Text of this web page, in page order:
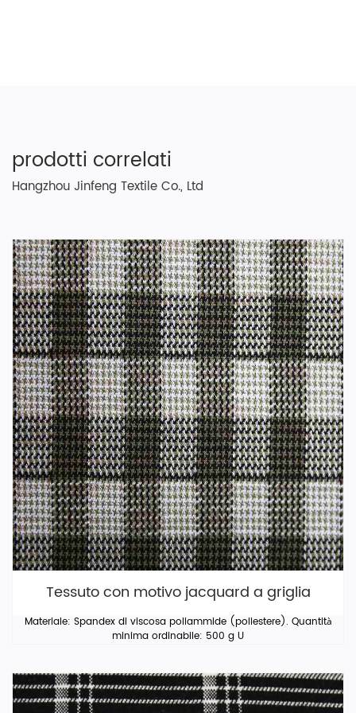
prodotti correlati
Hangzhou Jinfeng Textile Co., Ltd
Tessuto con motivo jacquard a griglia
Materiale: Spandex di viscosa poliammide (poliestere). Quantità
minima ordinabile: 500 g U